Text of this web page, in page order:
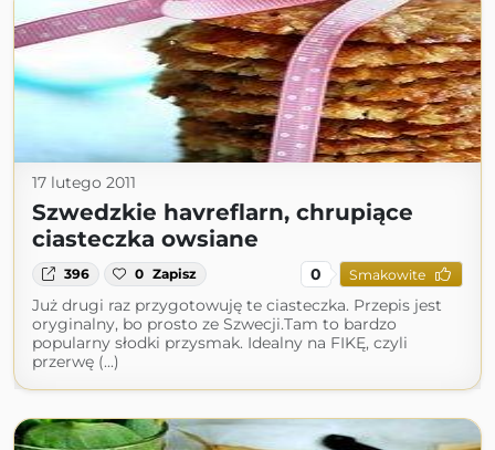
17 lutego 2011
Szwedzkie havreflarn, chrupiące
ciasteczka owsiane
396 0 Zapisz 0 Smakowite
Już drugi raz przygotowuję te ciasteczka. Przepis jest
oryginalny, bo prosto ze Szwecji.Tam to bardzo
popularny słodki przysmak. Idealny na FIKĘ, czyli
przerwę (...)